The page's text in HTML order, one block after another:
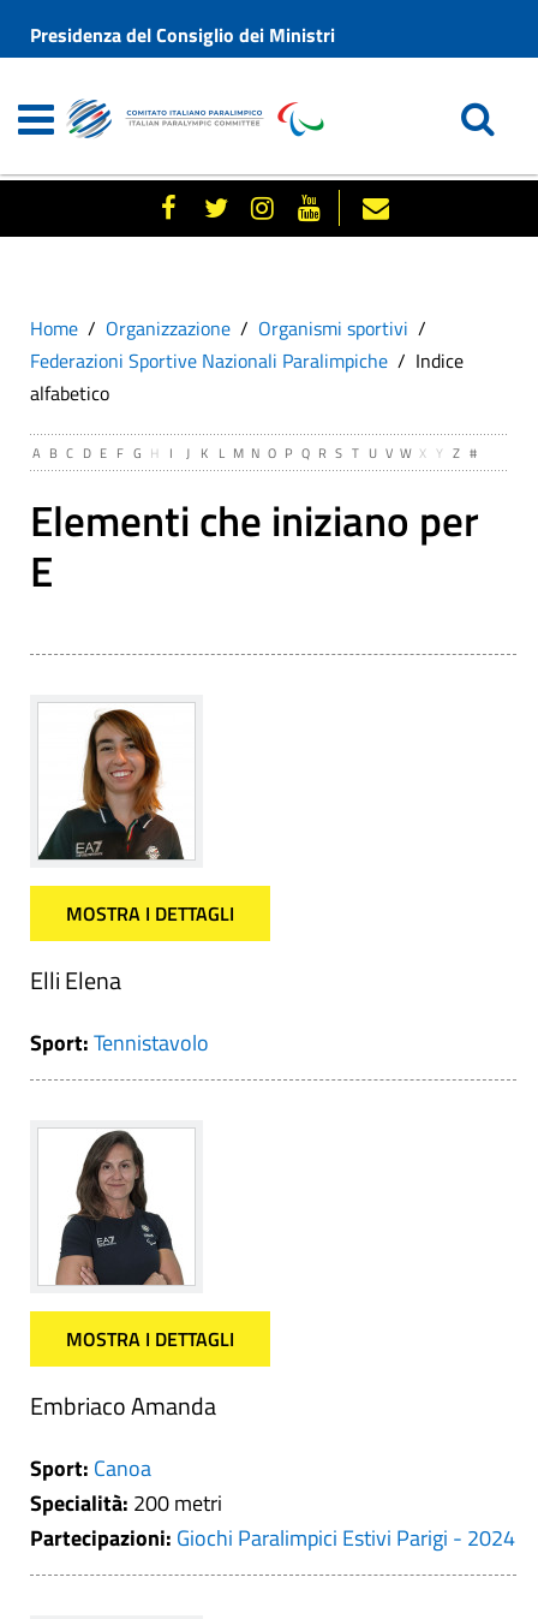
Presidenza del Consiglio dei Ministri
Home Organizzazione
Organismi sportivi
Federazioni Sportive Nazionali Paralimpiche
Indice
alfabetico
A B C D E F G H I J K L M N O P Q R S T U V W X Y Z #
Elementi che iniziano per
E
MOSTRA I DETTAGLI
Elli Elena
Sport:Tennistavolo
MOSTRA I DETTAGLI
Embriaco Amanda
Sport: Canoa
Specialità: 200 metri
Partecipazioni: Giochi Paralimpici Estivi Parigi - 2024